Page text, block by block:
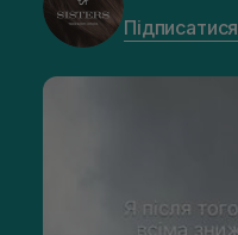
Підписатися